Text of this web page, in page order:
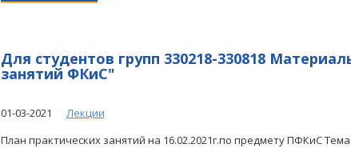
Для студентов групп 330218-330818
занятий ФКиС"
01-03-2021
Лекции
План практических занятий на 16.02.2021г.по предмету ПФКиС